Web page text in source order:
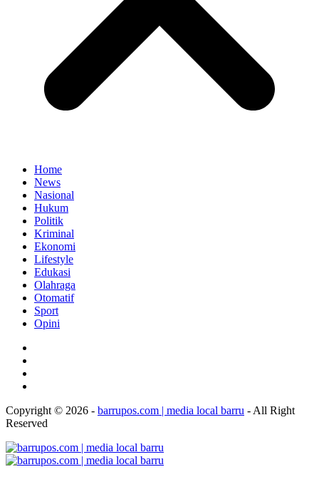
Home
News
Nasional
Hukum
Politik
Kriminal
Ekonomi
Lifestyle
Edukasi
Olahraga
Otomatif
Sport
Opini
Copyright © 2026 - barrupos.com | media local barru - All Right
Reserved